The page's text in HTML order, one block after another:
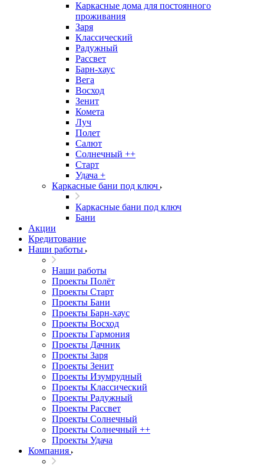
Каркасные дома для постоянного
проживания
Заря
Классический
Радужный
Рассвет
Барн-хаус
Вега
Восход
Зенит
Комета
Луч
Полет
Салют
Солнечный ++
Старт
Удача +
Каркасные бани под ключ
Каркасные бани под ключ
Бани
Акции
Кредитование
Наши работы
Наши работы
Проекты Полёт
Проекты Старт
Проекты Бани
Проекты Барн-хаус
Проекты Восход
Проекты Гармония
Проекты Дачник
Проекты Заря
Проекты Зенит
Проекты Изумрудный
Проекты Классический
Проекты Радужный
Проекты Рассвет
Проекты Солнечный
Проекты Солнечный ++
Проекты Удача
Компания